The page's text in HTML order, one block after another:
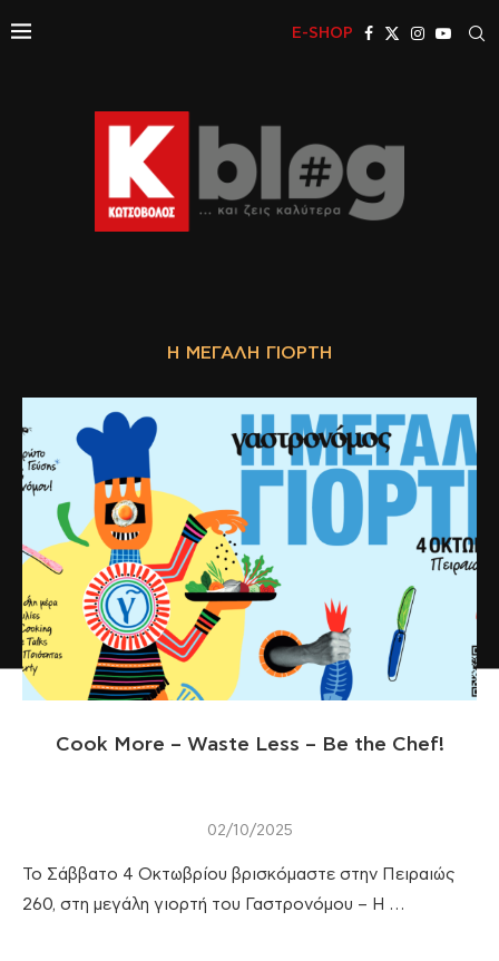
E-SHOP
Η ΜΕΓΆΛΗ ΓΙΟΡΤΉ
Cook More – Waste Less – Be the Chef!
02/10/2025
Το Σάββατο 4 Οκτωβρίου βρισκόμαστε στην Πειραιώς
260, στη μεγάλη γιορτή του Γαστρονόμου – Η …